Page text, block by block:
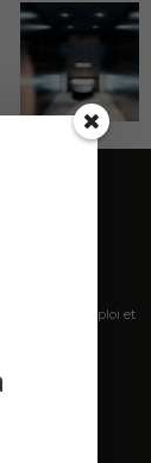
B2B, emploi et